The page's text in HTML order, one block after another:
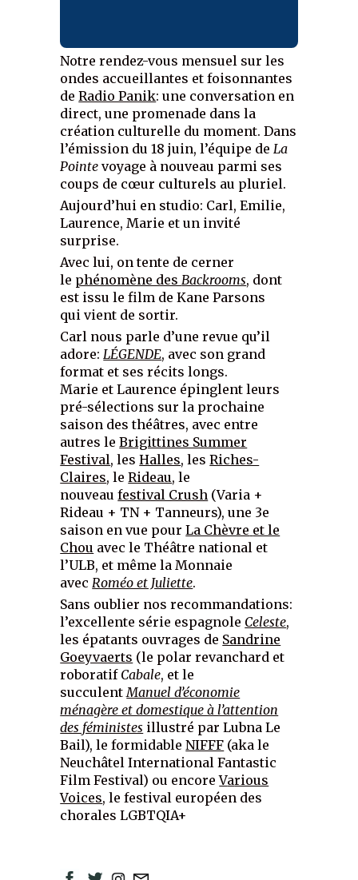
Notre rendez-vous mensuel sur les
ondes accueillantes et foisonnantes
deRadio Panik: une conversation en
direct, une promenade dans la
création culturelle du moment. Dans
l’émission du 18 juin, l’équipe de La
Pointe voyage à nouveau parmi ses
coups de cœur culturels au pluriel.
Aujourd’hui en studio: Carl, Emilie,
Laurence, Marie et un invité
surprise.
Avec lui, on tente de cerner
le phénomène des Backrooms, dont
est issu le film de Kane Parsons
qui vient de sortir.
Carl nous parle d’une revue qu’il
adore: LÉGENDE, avec son grand
format et ses récits longs.
Marie et Laurence épinglent leurs
pré-sélections sur la prochaine
saison des théâtres, avec entre
autres leBrigittines Summer
Festival, lesHalles, lesRiches-
Claires, leRideau, le
nouveaufestival Crush (Varia +
Rideau + TN + Tanneurs), une 3e
saison en vue pourLa Chèvre et le
Chou avec le Théâtre national et
l’ULB, et même la Monnaie
avec Roméo et Juliette.
Sans oublier nos recommandations:
l’excellente série espagnole Celeste,
les épatants ouvrages de Sandrine
Goeyvaerts (le polar revanchard et
roboratif Cabale, et le
succulent Manuel d’économie
ménagère et domestique à l’attention
des féministes illustré par Lubna Le
Bail), le formidableNIFFF (aka le
Neuchâtel International Fantastic
Film Festival) ou encoreVarious
Voices, le festival européen des
chorales LGBTQIA+